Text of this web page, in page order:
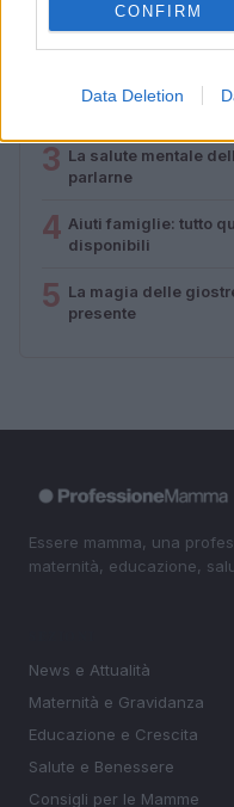
CONFIRM
Data Deletion
1
Diritti delle
Scopri il Dyson V15
innovativo per la tua
3 La salute mentale
parlarne
4 Aiuti famiglie: tutto
disponibili
5 La magia delle
presente
Essere mamma, una
maternità, educazione,
News e Attualità
Maternità e Gravidanza
Educazione e Crescita
Salute e Benessere
Consigli per le Mamme